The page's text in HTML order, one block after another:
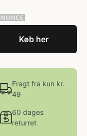
Køb her
Fragt fra kun kr.
49
60 dages
returret